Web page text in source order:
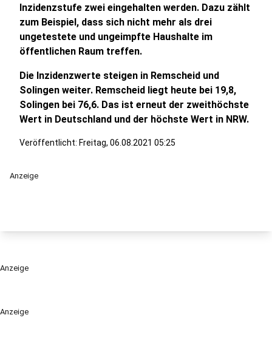
Anzeige
Inzidenzstufe zwei eingehalten werden. Dazu zählt
zum Beispiel, dass sich nicht mehr als drei
ungetestete und ungeimpfte Haushalte im
öffentlichen Raum treffen.
Die Inzidenzwerte steigen in Remscheid und
Solingen weiter. Remscheid liegt heute bei 19,8,
Solingen bei 76,6. Das ist erneut der zweithöchste
Wert in Deutschland und der höchste Wert in NRW.
Veröffentlicht: Freitag, 06.08.2021 05:25
Anzeige
Anzeige